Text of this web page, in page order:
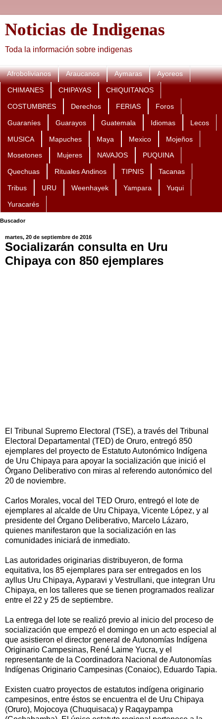
Noticias de Indigenas
Toda la información sobre indigenas
Afrobolivianos Araucanos Aymaras Ayoreos
CHIMANES CHIPAYAS CHIQUITANOS
COSTUMBRES Derechos FERIAS Foros
Guaraníes Guarayos Guatemala Idiomas Lecos
MUSICA Mapuches Maya Mexico Mojeños
Mosetones Mujeres NAVAJOS PUQUINA
Quechuas Rituales Andinos TIPNIS Tacanas
Tribus URU Weenhayek Yampara Yuqui
Yuracarés
Buscador
martes, 20 de septiembre de 2016
Socializarán consulta en Uru
Chipaya con 850 ejemplares
El Tribunal Supremo Electoral (TSE), a través del Tribunal
Electoral Departamental (TED) de Oruro, entregó 850
ejemplares del proyecto de Estatuto Autonómico Indígena
de Uru Chipaya para apoyar la socialización que inició el
Órgano Deliberativo con miras al referendo autonómico del
20 de noviembre.
Carlos Morales, vocal del TED Oruro, entregó el lote de
ejemplares al alcalde de Uru Chipaya, Vicente López, y al
presidente del Órgano Deliberativo, Marcelo Lázaro,
quienes manifestaron que la socialización en las
comunidades iniciará de inmediato.
Las autoridades originarias distribuyeron, de forma
equitativa, los 85 ejemplares para ser entregados en los
ayllus Uru Chipaya, Ayparavi y Vestrullani, que integran Uru
Chipaya, en los talleres que se tienen programados realizar
entre el 22 y 25 de septiembre.
La entrega del lote se realizó previo al inicio del proceso de
socialización que empezó el domingo en un acto especial al
que asistieron el director general de Autonomías Indígena
Originario Campesinas, René Laime Yucra, y el
representante de la Coordinadora Nacional de Autonomías
Indígenas Originario Campesinas (Conaioc), Eduardo Tapia.
Existen cuatro proyectos de estatutos indígena originario
campesinos, entre éstos se encuentra el de Uru Chipaya
(Oruro), Mojocoya (Chuquisaca) y Raqaypampa